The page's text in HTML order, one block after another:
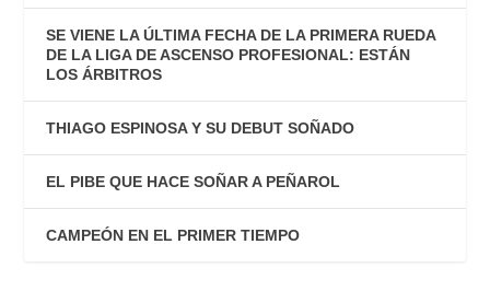
SE VIENE LA ÚLTIMA FECHA DE LA PRIMERA RUEDA
DE LA LIGA DE ASCENSO PROFESIONAL: ESTÁN
LOS ÁRBITROS
THIAGO ESPINOSA Y SU DEBUT SOÑADO
EL PIBE QUE HACE SOÑAR A PEÑAROL
CAMPEÓN EN EL PRIMER TIEMPO